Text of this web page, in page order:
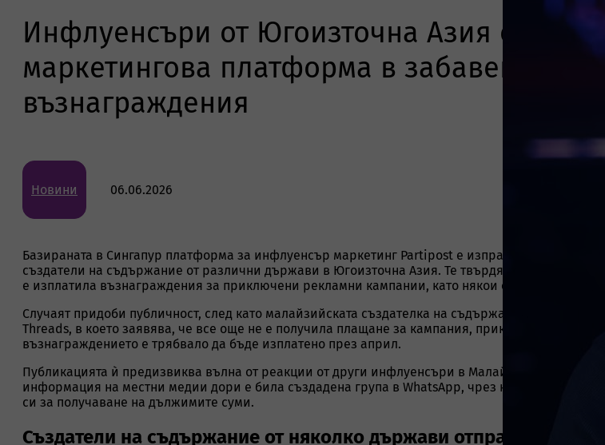
Инфлуенсъри от Югоизточна Азия
маркетингова платформа в забавени и
възнаграждения
Новини 06.06.2026
Базираната в Сингапур платформа за инфлуенсър маркетинг Partipost е изправена пред
създатели на съдържание от различни държави в Югоизточна Азия. Те твърдят, че
е изплатила възнаграждения за приключени рекламни кампании, като някои от оплакванията
Случаят придоби публичност, след като малайзийската създателка на съдържание Кезия
Threads, в което заявява, че все още не е получила плащане за кампания, приключила преди
възнаграждението е трябвало да бъде изплатено през април.
Публикацията ѝ предизвиква вълна от реакции от други инфлуенсъри в Малайзия, които
информация на местни медии дори е била създадена група в WhatsApp, чрез която
си за получаване на дължимите суми.
Създатели на съдържание от няколко държави отправят сходни